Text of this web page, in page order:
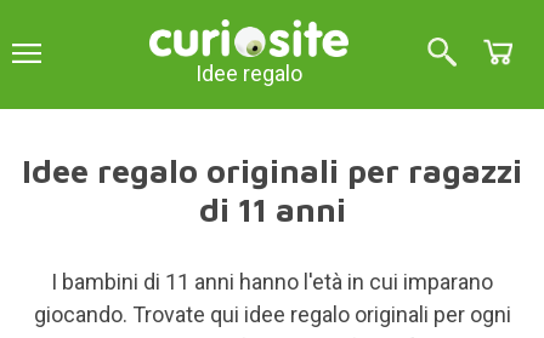
Idee regalo
Idee regalo originali per ragazzi
di 11 anni
I bambini di 11 anni hanno l'età in cui imparano
giocando. Trovate qui idee regalo originali per ogni